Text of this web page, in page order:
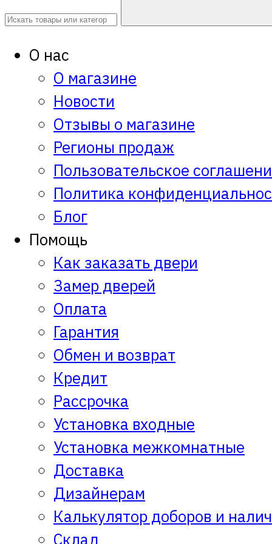
О нас
О магазине
Новости
Отзывы о магазине
Регионы продаж
Пользовательское
Политика
Блог
Помощь
Как заказать двери
Замер дверей
Оплата
Гарантия
Обмен и возврат
Кредит
Рассрочка
Установка входные
Установка межкомнатные
Доставка
Дизайнерам
Калькулятор доборов и
Склад